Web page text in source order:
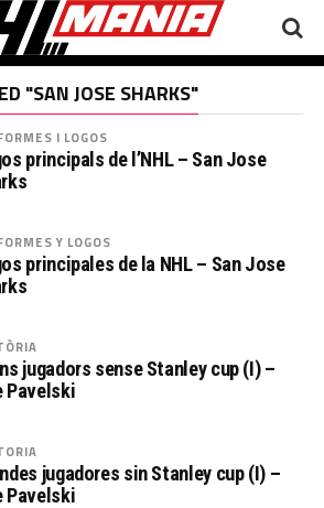
"SAN JOSE SHARKS"
I LOGOS
principals de l’NHL – San Jose
Y LOGOS
principales de la NHL – San Jose
jugadors sense Stanley cup (I) –
Pavelski
jugadores sin Stanley cup (I) –
Pavelski